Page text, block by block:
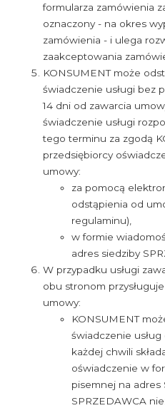
formularza zamówienia
oznaczony - na okres
zamówienia - i ulega
zaakceptowania
KONSUMENT może
świadczenie usługi bez
14 dni od zawarcia
świadczenie usługi
tego terminu za zgodą
przedsiębiorcy
umowy:
za pomocą
odstąpienia od
regulaminu),
w formie
adres siedziby
W przypadku usługi
obu stronom
umowy:
KONSUMENT
świadczenie
każdej chwili
oświadczenie w
pisemnej na adres
SPRZEDAWCA